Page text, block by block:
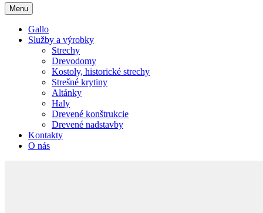
Menu
Gallo
Služby a výrobky
Strechy
Drevodomy
Kostoly, historické strechy
Strešné krytiny
Altánky
Haly
Drevené konštrukcie
Drevené nadstavby
Kontakty
O nás